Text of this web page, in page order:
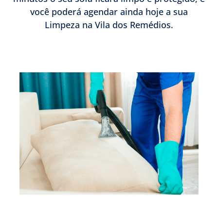
você poderá agendar ainda hoje a sua
Limpeza na Vila dos Remédios.